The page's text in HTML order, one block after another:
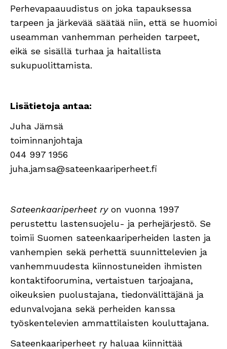
Perhevapaauudistus on joka tapauksessa
tarpeen ja järkevää säätää niin, että se huomioi
useamman vanhemman perheiden tarpeet,
eikä se sisällä turhaa ja haitallista
sukupuolittamista.
Lisätietoja antaa:
Juha Jämsä
toiminnanjohtaja
044 997 1956
juha.jamsa@sateenkaariperheet.fi
Sateenkaariperheet ryon vuonna 1997
perustettu lastensuojelu- ja perhejärjestö. Se
toimii Suomen sateenkaariperheiden lasten ja
vanhempien sekä perhettä suunnittelevien ja
vanhemmuudesta kiinnostuneiden ihmisten
kontaktifoorumina, vertaistuen tarjoajana,
oikeuksien puolustajana, tiedonvälittäjänä ja
edunvalvojana sekä perheiden kanssa
työskentelevien ammattilaisten kouluttajana.
Sateenkaariperheet ry haluaa kiinnittää